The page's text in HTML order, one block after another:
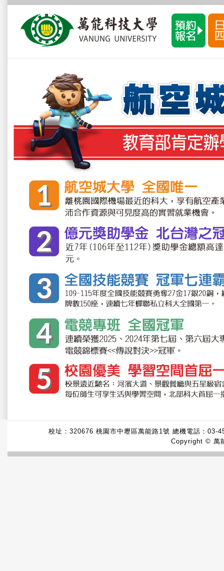
校址：320676 桃園市中壢區萬能路1號 總機電話： 03-
Copyright © 萬